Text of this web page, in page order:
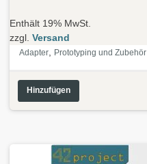
Enthält 19% MwSt.
zzgl. Versand
Adapter Prototyping und Zubehör
Hinzufügen